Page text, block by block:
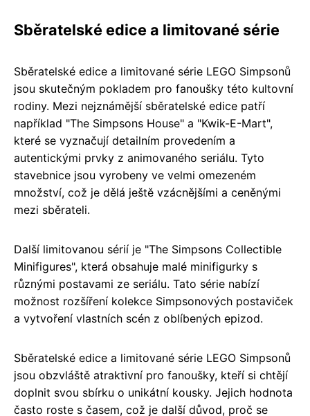
Sběratelské edice a limitované série
Sběratelské edice a limitované série LEGO Simpsonů
jsou skutečným pokladem pro fanoušky této kultovní
rodiny. Mezi nejznámější sběratelské edice patří
například "The Simpsons House" a "Kwik-E-Mart",
které se vyznačují detailním provedením a
autentickými prvky z animovaného seriálu. Tyto
stavebnice jsou vyrobeny ve velmi omezeném
množství, což je dělá ještě vzácnějšími a ceněnými
mezi sběrateli.
Další limitovanou sérií je "The Simpsons Collectible
Minifigures", která obsahuje malé minifigurky s
různými postavami ze seriálu. Tato série nabízí
možnost rozšíření kolekce Simpsonových postaviček
a vytvoření vlastních scén z oblíbených epizod.
Sběratelské edice a limitované série LEGO Simpsonů
jsou obzvláště atraktivní pro fanoušky, kteří si chtějí
doplnit svou sbírku o unikátní kousky. Jejich hodnota
často roste s časem, což je další důvod, proč se